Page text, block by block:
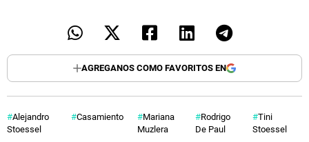
AGREGANOS COMO FAVORITOS EN
Alejandro
Stoessel
Casamiento
Mariana
Muzlera
Rodrigo
De Paul
Tini
Stoessel